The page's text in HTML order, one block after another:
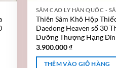
Thiên Sâm Khô Hộp
Daedong Heaven số 30
Dưỡng Thượng Hạng
3.900.000₫
THÊM VÀO GIỎ HÀNG